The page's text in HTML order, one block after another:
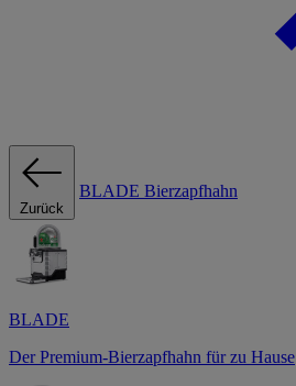
Zurück
BLADE Bierzapfhahn
BLADE
Der Premium-Bierzapfhahn für zu Hause